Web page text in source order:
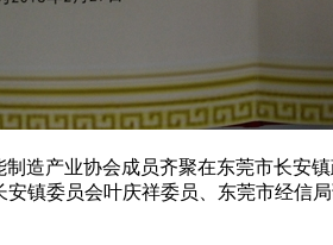
造产业协会成员齐聚在东莞市长安
镇委员会叶庆祥委员、东莞市经信